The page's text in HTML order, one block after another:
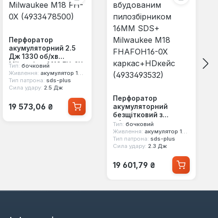
Перфоратор
акумуляторний 2.5
Дж 1330 об/хв
Milwaukee M18 FH-0X
(4933478500)
Тип: бочковий
Живлення: акумулятор 18 В
Тип патрона: sds-plus
Сила удару: 2.5 Дж
Звичайна ціна:
19 573,06 ₴
Перфоратор
акумуляторний
безщітковий з
вбудованим
пилозбірником 16MM
SDS+ Milwaukee M18
FHAFOH16-0X
(4933493532)
Тип: бочковий
Живлення: акумулятор 18 В
Тип патрона: sds-plus
Сила удару: 2.3 Дж
Звичайна ціна:
19 601,79 ₴